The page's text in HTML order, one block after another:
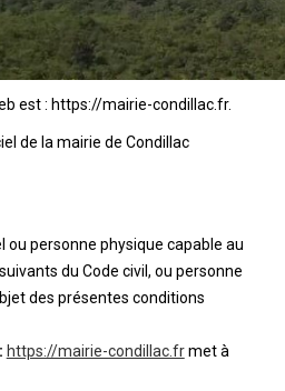
est : https://mairie-condillac.fr.
de la mairie de Condillac
personne physique capable au
du Code civil, ou personne
des présentes conditions
https://mairie-condillac.frmet à